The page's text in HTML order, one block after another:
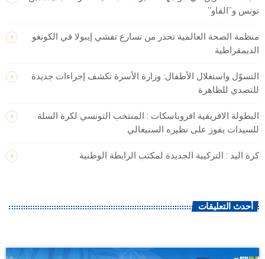
تونس و”الفاو”
منظمة الصحة العالمية تحذر من تسارع تفشي إيبولا في الكونغو
الديمقراطية
التسوّل واستغلال الأطفال: وزارة الأسرة تكشف إجراءات جديدة
للتصدي للظاهرة
البطولة الافريقية افروباسكات : المنتخب التونسي لكرة السلة
للسيدات يفوز على نظيره السنيغالي
كرة اليد : التركيبة الجديدة لمكتب الرابطة الوطنية
أحدث التعليقات